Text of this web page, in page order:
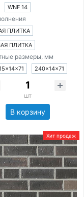
WNF 14
ПЛИТКА
ПЛИТКА
размеры, мм
240×14×71
шт
В корзину
Хит продаж